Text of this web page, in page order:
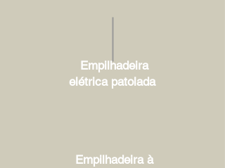
Empilhadeira
elétrica patolada
Empilhadeira à